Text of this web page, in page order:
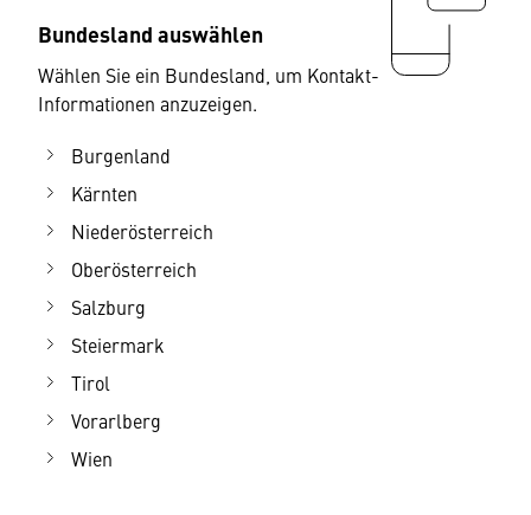
Bundesland auswählen
Wählen Sie ein Bundesland, um Kontakt-
Informationen anzuzeigen.
Burgenland
Kärnten
Niederösterreich
Oberösterreich
Salzburg
Steiermark
Tirol
Vorarlberg
Wien